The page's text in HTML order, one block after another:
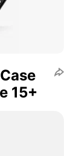
15+